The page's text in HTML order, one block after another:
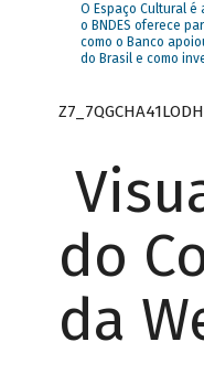
O Espaço Cultural é
o BNDES oferece
como o Banco
do Brasil e como
do
da